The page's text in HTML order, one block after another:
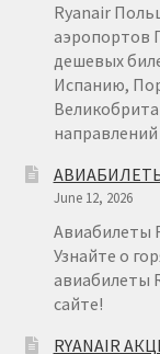
Ryanair
аэропортов
дешевых
Испанию,
June 12, 2026
Авиабилеты
Узнайте о
авиабилеты
сайте!
RYANAIR